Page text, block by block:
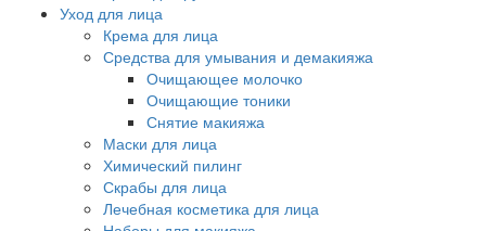
Уход для лица
Крема для лица
Средства для умывания и демакияжа
Очищающее молочко
Очищающие тоники
Снятие макияжа
Маски для лица
Химический пилинг
Скрабы для лица
Лечебная косметика для лица